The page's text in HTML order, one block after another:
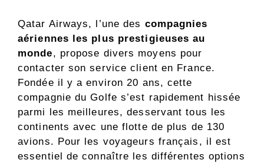
Qatar Airways, l’une des compagnies
aériennes les plus prestigieuses au
monde, propose divers moyens pour
contacter son service client en France.
Fondée il y a environ 20 ans, cette
compagnie du Golfe s’est rapidement hissée
parmi les meilleures, desservant tous les
continents avec une flotte de plus de 130
avions. Pour les voyageurs français, il est
essentiel de connaître les différentes options